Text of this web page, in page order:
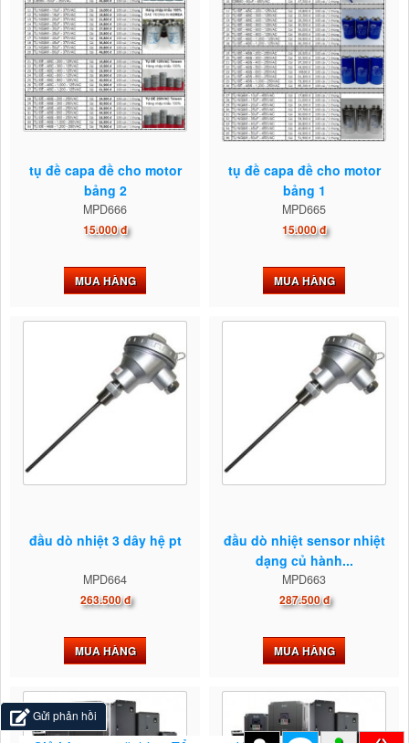
tụ đề capa đề cho motor
bảng 2
MPD666
15.000 đ
MUA HÀNG
tụ đề capa đề cho motor
bảng 1
MPD665
15.000 đ
MUA HÀNG
đầu dò nhiệt 3 dây hệ pt
MPD664
263.500 đ
MUA HÀNG
đầu dò nhiệt sensor nhiệt
dạng củ hành...
MPD663
287.500 đ
MUA HÀNG
Gửi phản hồi